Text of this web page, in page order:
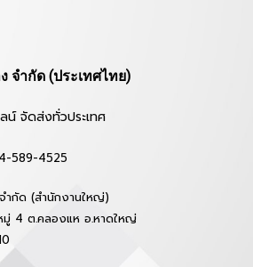
จำกัด (ประเทศไทย)
น์ จัดส่งทั่วประเทศ
589-4525
กัด (สำนักงานใหญ่)
4 ต.คลองแห อ.หาดใหญ่